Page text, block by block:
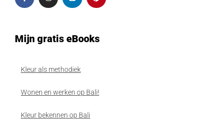
Mijn gratis eBooks
Kleur als methodiek
Wonen en werken op Bali!
Kleur bekennen op Bali